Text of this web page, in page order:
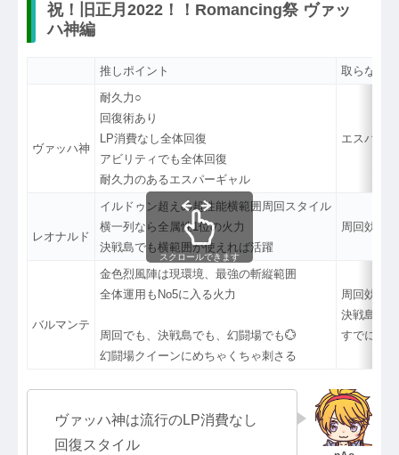
祝！旧正月2022！！Romancing祭 ヴァッ
ハ神編
推しポイント 取らない
ヴァッハ神
耐久力○
回復術あり
LP消費なし全体回復
アビリティでも全体回復
耐久力のあるエスパーギャル
エスパー
レオナルド
イルドゥン超えの超性能横範囲周回スタイル
横一列なら全属性1位の火力
決戦島でも横範囲が使えれば活躍
周回効率
バルマンテ
金色烈風陣は現環境、最強の斬縦範囲
全体運用もNo5に入る火力
周回でも、決戦島でも、幻闘場でも💮
幻闘場クイーンにめちゃくちゃ刺さる
周回効率
決戦島は
すでに幻
スクロールできます
ヴァッハ神は流行のLP消費なし
回復スタイル